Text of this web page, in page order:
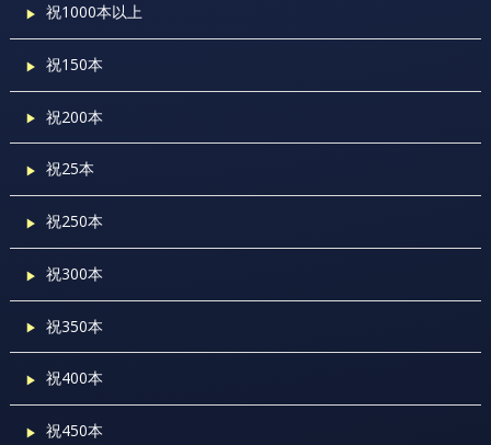
祝1000本以上
祝150本
祝200本
祝25本
祝250本
祝300本
祝350本
祝400本
祝450本